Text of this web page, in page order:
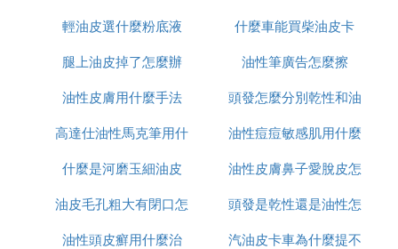
可以使肌膚與手的摩擦減少，貼合肌膚，其彈力綿密
泡泡在吸走污垢的同時，也能守住肌膚原有滋潤，給
成影響，集中清除肌膚中污垢的功效，有效的控制肌
膚的水油平衡。
4、莎娜豆乳美肌潔面乳：植物配方，不添加香料，
不含礦物，不油膩，用起泡網打出來的細密泡沫，有
適合混合肌膚。
5、格蘭瑪弗蘭夢幻安妮潔面泡沫：含有人工起泡劑
潔面膜
輕油皮選什麼粉底液
什麼車能買柴油皮卡
腿上油皮掉了怎麼辦
油性筆廣告怎麼擦
油性皮膚用什麼手法
頭發怎麼分別乾性和油
性
高達仕油性馬克筆用什
麼稀釋液
油性痘痘敏感肌用什麼
水乳
什麼是河磨玉細油皮
油性皮膚鼻子愛脫皮怎
麼回事
油皮毛孔粗大有閉口怎
麼上粉底
頭發是乾性還是油性怎
麼判斷
油性頭皮癬用什麼治
汽油皮卡車為什麼提不